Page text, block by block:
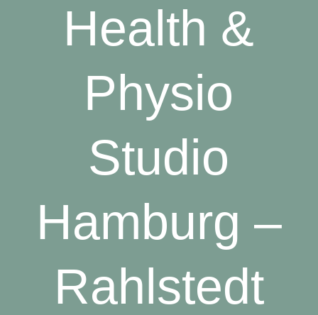
Health &
Physio
Studio
Hamburg –
Rahlstedt